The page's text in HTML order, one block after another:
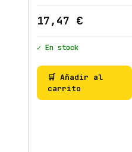
17,47 €
✓ En stock
🛒 Añadir al
carrito